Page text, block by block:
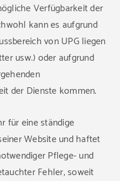
Verfügbarkeit der
kann es aufgrund
von UPG liegen
usw.) oder aufgrund
der Dienste kommen.
für eine ständige
Website und haftet
Pflege- und
Fehler, soweit